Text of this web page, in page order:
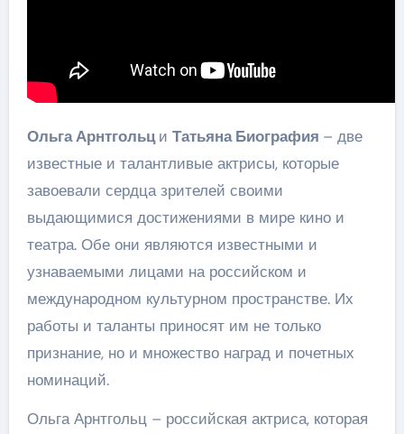
Ольга Арнтгольци Татьяна Биография – две
известные и талантливые актрисы, которые
завоевали сердца зрителей своими
выдающимися достижениями в мире кино и
театра. Обе они являются известными и
узнаваемыми лицами на российском и
международном культурном пространстве. Их
работы и таланты приносят им не только
признание, но и множество наград и почетных
номинаций.
Ольга Арнтгольц – российская актриса, которая